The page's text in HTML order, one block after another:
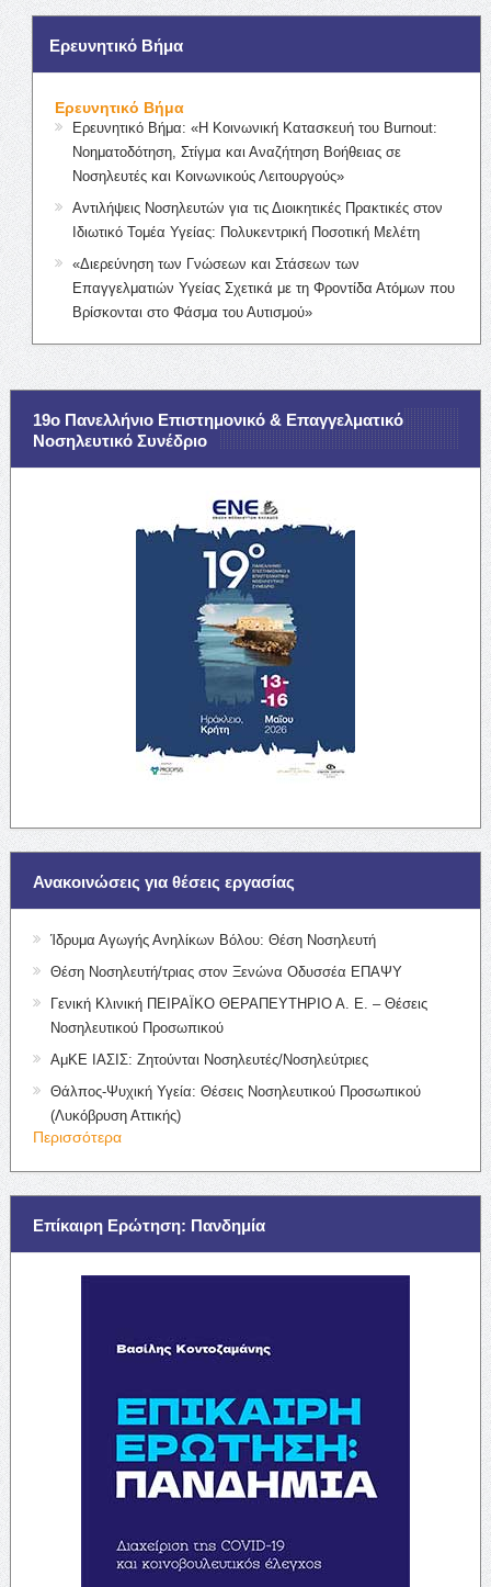
Ερευνητικό Βήμα
Ερευνητικό Βήμα
Ερευνητικό Βήμα: «Η Κοινωνική Κατασκευή του Burnout:
Νοηματοδότηση, Στίγμα και Αναζήτηση Βοήθειας σε
Νοσηλευτές και Κοινωνικούς Λειτουργούς»
Αντιλήψεις Νοσηλευτών για τις Διοικητικές Πρακτικές στον
Ιδιωτικό Τομέα Υγείας: Πολυκεντρική Ποσοτική Μελέτη
«Διερεύνηση των Γνώσεων και Στάσεων των
Επαγγελματιών Υγείας Σχετικά με τη Φροντίδα Ατόμων που
Βρίσκονται στο Φάσμα του Αυτισμού»
19ο Πανελλήνιο Επιστημονικό & Επαγγελματικό
Νοσηλευτικό Συνέδριο
Ανακοινώσεις για θέσεις εργασίας
Ίδρυμα Αγωγής Ανηλίκων Βόλου: Θέση Νοσηλευτή
Θέση Νοσηλευτή/τριας στον Ξενώνα Οδυσσέα ΕΠΑΨΥ
Γενική Κλινική ΠΕΙΡΑΪΚΟ ΘΕΡΑΠΕΥΤΗΡΙΟ Α. Ε. – Θέσεις
Νοσηλευτικού Προσωπικού
ΑμΚΕ ΙΑΣΙΣ: Ζητούνται Νοσηλευτές/Νοσηλεύτριες
Θάλπος-Ψυχική Υγεία: Θέσεις Νοσηλευτικού Προσωπικού
(Λυκόβρυση Αττικής)
Περισσότερα
Επίκαιρη Ερώτηση: Πανδημία